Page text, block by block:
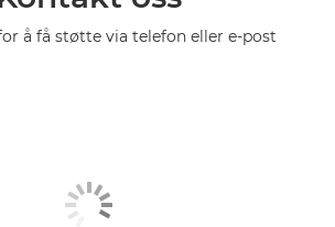
å få støtte via telefon eller e-post